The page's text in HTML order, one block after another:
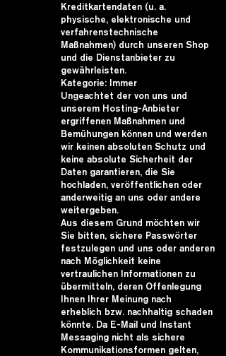
Kreditkartendaten (u. a.
physische, elektronische und
verfahrenstechnische
Maßnahmen) durch unseren Shop
und die Dienstanbieter zu
gewährleisten.
Kategorie: Immer
Ungeachtet der von uns und
unserem Hosting-Anbieter
ergriffenen Maßnahmen und
Bemühungen können und werden
wir keinen absoluten Schutz und
keine absolute Sicherheit der
Daten garantieren, die Sie
hochladen, veröffentlichen oder
anderweitig an uns oder andere
weitergeben.
Aus diesem Grund möchten wir
Sie bitten, sichere Passwörter
festzulegen und uns oder anderen
nach Möglichkeit keine
vertraulichen Informationen zu
übermitteln, deren Offenlegung
Ihnen Ihrer Meinung nach
erheblich bzw. nachhaltig schaden
könnte. Da E-Mail und Instant
Messaging nicht als sichere
Kommunikationsformen gelten,